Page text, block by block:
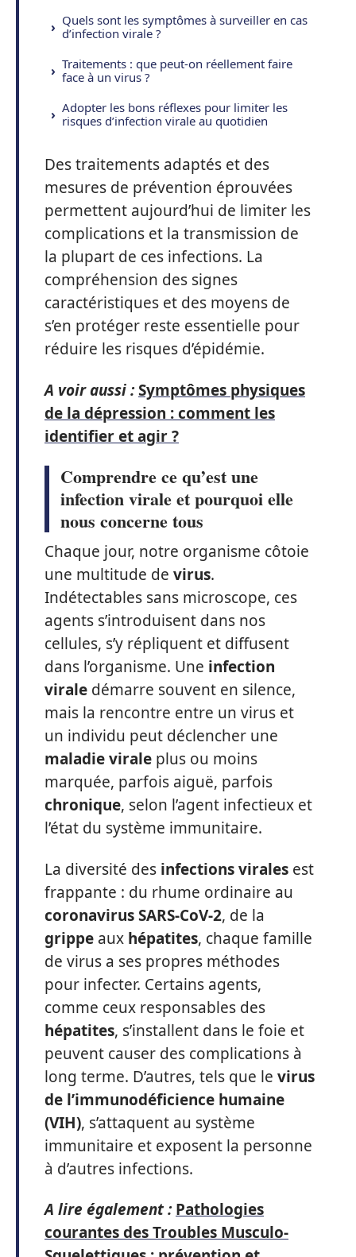
Quels sont les symptômes à surveiller en cas
d’infection virale ?
Traitements : que peut-on réellement faire
face à un virus ?
Adopter les bons réflexes pour limiter les
risques d’infection virale au quotidien
Des traitements adaptés et des
mesures de prévention éprouvées
permettent aujourd’hui de limiter les
complications et la transmission de
la plupart de ces infections. La
compréhension des signes
caractéristiques et des moyens de
s’en protéger reste essentielle pour
réduire les risques d’épidémie.
A voir aussi :Symptômes physiques
de la dépression : comment les
identifier et agir ?
Comprendre ce qu’est une
infection virale et pourquoi elle
nous concerne tous
Chaque jour, notre organisme côtoie
une multitude de virus.
Indétectables sans microscope, ces
agents s’introduisent dans nos
cellules, s’y répliquent et diffusent
dans l’organisme. Une infection
virale démarre souvent en silence,
mais la rencontre entre un virus et
un individu peut déclencher une
maladie virale plus ou moins
marquée, parfois aiguë, parfois
chronique, selon l’agent infectieux et
l’état du système immunitaire.
La diversité des infections virales est
frappante : du rhume ordinaire au
coronavirus SARS-CoV-2, de la
grippe aux hépatites, chaque famille
de virus a ses propres méthodes
pour infecter. Certains agents,
comme ceux responsables des
hépatites, s’installent dans le foie et
peuvent causer des complications à
long terme. D’autres, tels que le virus
de l’immunodéficience humaine
(VIH), s’attaquent au système
immunitaire et exposent la personne
à d’autres infections.
A lire également : Pathologies
courantes des Troubles Musculo-